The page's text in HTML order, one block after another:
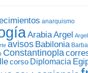
anarquismo
ArabiaArgel
avisos Babilonia
Constantinopla
corso Diplomacia